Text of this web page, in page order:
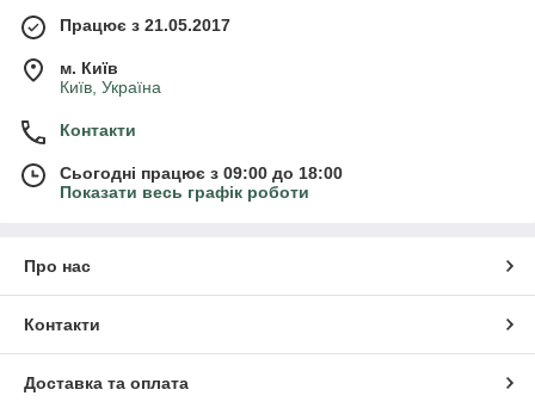
Працює з 21.05.2017
м. Київ
Київ, Україна
Контакти
Сьогодні працює з 09:00 до 18:00
Показати весь графік роботи
Про нас
Контакти
Доставка та оплата